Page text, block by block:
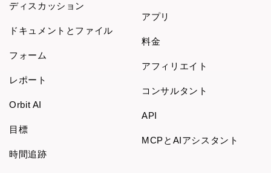
ディスカッション
ドキュメントとファイル
フォーム
レポート
Orbit AI
目標
時間追跡
アプリ
料金
アフィリエイト
コンサルタント
API
MCPとAIアシスタント